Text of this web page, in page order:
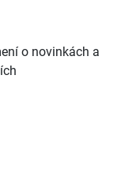
o novinkách a